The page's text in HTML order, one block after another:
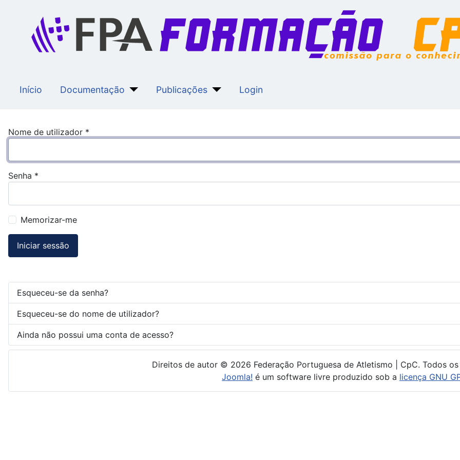
Início Documentação Publicações Login
Nome de utilizador *
Senha *
Memorizar-me
Iniciar sessão
Esqueceu-se da senha?
Esqueceu-se do nome de utilizador?
Ainda não possui uma conta de acesso?
Direitos de autor © 2026 Federação Portuguesa de Atletismo | CpC. Todos
Joomla! é um software livre produzido sob a licença GNU